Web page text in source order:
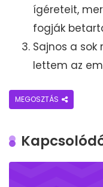
ígéreteit,
fogják
Sajnos a
lettem az
MEGOSZTÁS